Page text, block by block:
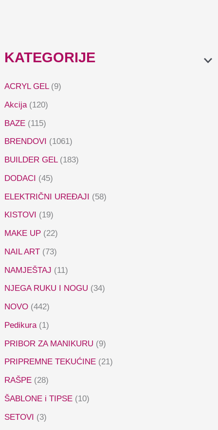
KATEGORIJE
ACRYL GEL (9)
Akcija (120)
BAZE (115)
BRENDOVI (1061)
BUILDER GEL (183)
DODACI (45)
ELEKTRIČNI UREĐAJI (58)
KISTOVI (19)
MAKE UP (22)
NAIL ART (73)
NAMJEŠTAJ (11)
NJEGA RUKU I NOGU (34)
NOVO (442)
Pedikura (1)
PRIBOR ZA MANIKURU (9)
PRIPREMNE TEKUĆINE (21)
RAŠPE (28)
ŠABLONE i TIPSE (10)
SETOVI (3)